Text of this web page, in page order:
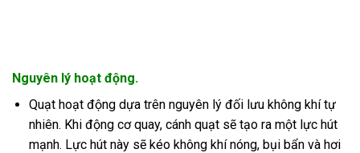
Nguyên lý hoạt động.
Quạt hoạt động dựa trên nguyên lý đối lưu không khí tự
nhiên. Khi động cơ quay, cánh quạt sẽ tạo ra một lực hút
mạnh. Lực hút này sẽ kéo không khí nóng, bụi bẩn và hơi